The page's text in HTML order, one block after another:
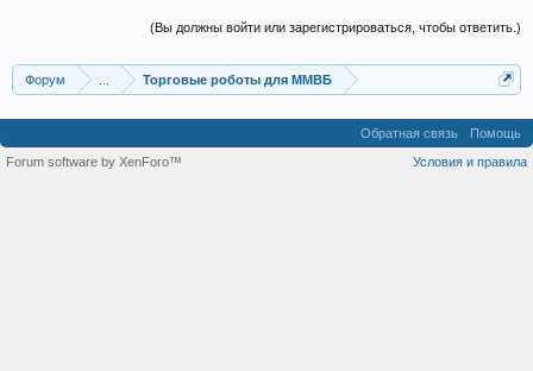
(Вы должны войти или зарегистрироваться, чтобы ответить.)
Форум Торговые роботы для ММВБ
Обратная связь
Помощь
Условия и правила
Forum software by XenForo™